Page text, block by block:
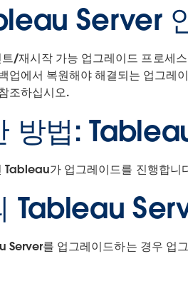
Server
/재시작 가능 업그레이드 프로세
업에서 복원해야 해결되는 업그레
조하십시오.
방법:
가 업그레이드를 진행합니
Tableau
Server를 업그레이드하는 경우 업